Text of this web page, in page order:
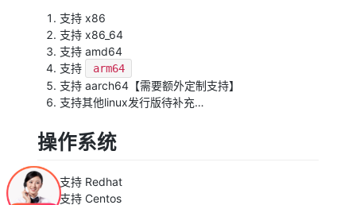
支持 x86
支持 x86_64
支持 amd64
支持
arm64
支持 aarch64【需要额外定制支持】
支持其他linux发行版待补充…
操作系统
支持 Redhat
支持 Centos